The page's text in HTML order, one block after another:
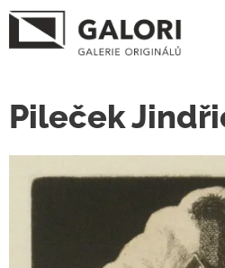
Pileček